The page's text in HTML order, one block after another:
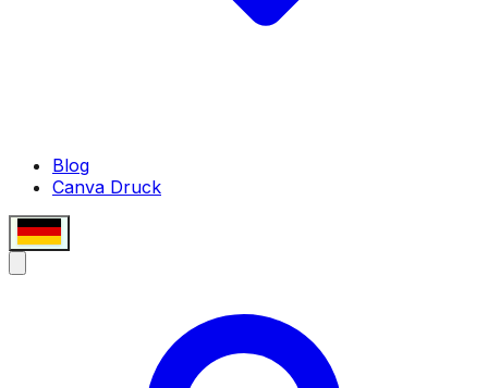
Blog
Canva Druck